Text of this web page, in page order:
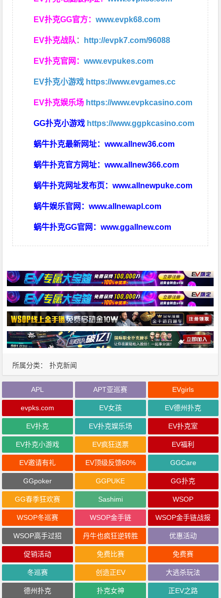
EV扑克GG官方：www.evpk68.com
EV扑克战队 ： http://evpk7.com/96088
EV扑克官网：www.evpukes.com
EV扑克小游戏 https://www.evgames.cc
EV扑克娱乐场 https://www.evpkcasino.com
GG扑克小游戏 https://www.ggpkcasino.com
蜗牛扑克最新网址：www.allnew36.com
蜗牛扑克官方网址：www.allnew366.com
蜗牛扑克网址发布页：www.allnewpuke.com
蜗牛娱乐官网：www.allnewapl.com
蜗牛扑克GG官网：www.ggallnew.com
所属分类： 扑克新闻
APL APT亚巡赛 EVgirls
evpks.com EV女孩 EV德州扑克
EV扑克 EV扑克娱乐场 EV扑克室
EV扑克小游戏 EV疯狂送票 EV福利
EV邀请有礼 EV顶级反馈60% GGCare
GGpoker GGPUKE GG扑克
GG春季狂欢赛 Sashimi WSOP
WSOP冬巡赛 WSOP金手链 WSOP金手链战报
WSOP高手过招 丹牛也疯狂逆转胜 优惠活动
促销活动 免费比赛 免费赛
冬巡赛 创造正EV 大逃杀玩法
德州扑克 扑克女神 正EV之路